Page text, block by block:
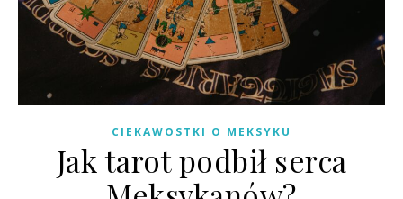
CIEKAWOSTKI O MEKSYKU
Jak tarot podbił serca